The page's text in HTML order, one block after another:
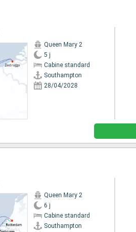
Queen Mary 2
5 j
Cabine standard
Southampton
28/04/2028
Queen Mary 2
6 j
Cabine standard
Southampton